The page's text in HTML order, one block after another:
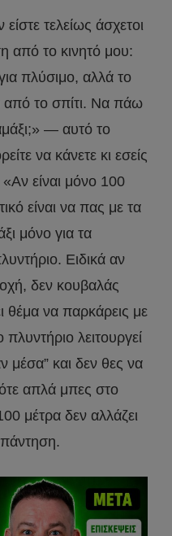
είστε τελείως άσχετοι
από το κινητό μου:
πλύσιμο, αλλά το
από το σπίτι. Να πάω
— αυτό το
να κάνετε κι εσείς
είναι μόνο 100
είναι να πας με τα
μόνο για τα
Ειδικά αν
δεν κουβαλάς
θέμα να παρκάρεις με
λειτουργεί
μέσα” και δεν θες να
απλά μπες στο
μέτρα δεν αλλάζει